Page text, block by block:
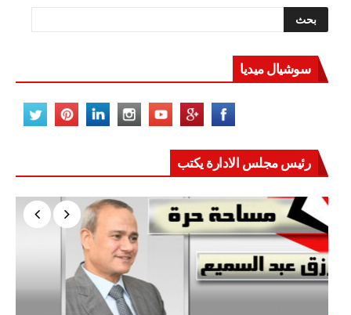
مغلقة
سوشيال ميديا
رئيس مجلس الادارة يكتب